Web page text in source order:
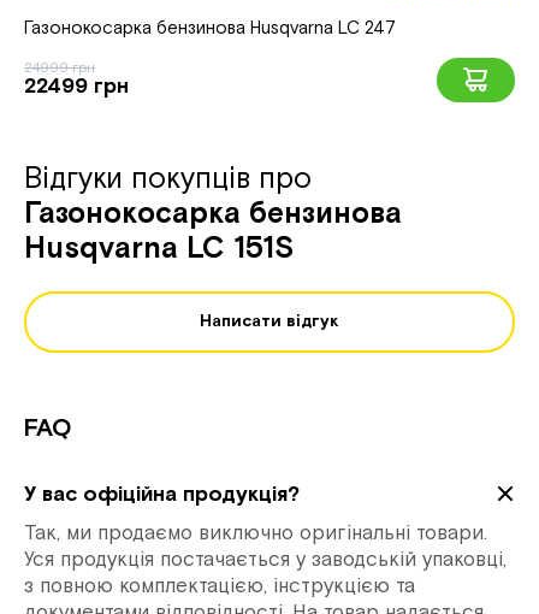
Газонокосарка бензинова Husqvarna LC 247
24999 грн
22499 грн
Відгуки покупців про
Газонокосарка бензинова
Husqvarna LC 151S
Написати відгук
FAQ
У вас офіційна продукція?
Так, ми продаємо виключно оригінальні товари.
Уся продукція постачається у заводській упаковці,
з повною комплектацією, інструкцією та